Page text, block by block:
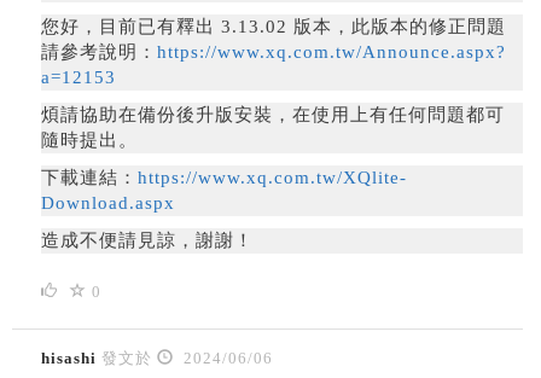
您好，
目前已有釋出 3.13.02 版本，此版本的修正問題
請參考說明： https://www.xq.com.tw/Announce.aspx?
a=12153
煩請協助在備份後升版安裝，在使用上有任何問題都可
隨時提出。
下載連結： https://www.xq.com.tw/XQlite-
Download.aspx
造成不便請見諒，謝謝！
0
hisashi 發文於 2024/06/06